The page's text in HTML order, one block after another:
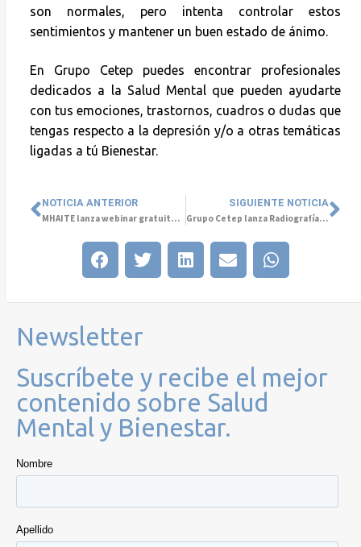
son normales, pero intenta controlar estos
sentimientos y mantener un buen estado de ánimo.
En Grupo Cetep puedes encontrar profesionales
dedicados a la Salud Mental que pueden ayudarte
con tus emociones, trastornos, cuadros o dudas que
tengas respecto a la depresión y/o a otras temáticas
ligadas a tú Bienestar.
NOTICIA ANTERIOR
MHAITE lanza webinar gratuito sobre Innovación en Salud Mental
SIGUIENTE NOTICIA
Grupo Cetep lanza Radiografía de la Salud Mental
Newsletter
Suscríbete y recibe el mejor
contenido sobre Salud
Mental y Bienestar.